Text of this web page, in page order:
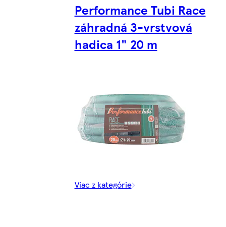
Performance Tubi Race
záhradná 3-vrstvová
hadica 1" 20 m
Viac z kategórie